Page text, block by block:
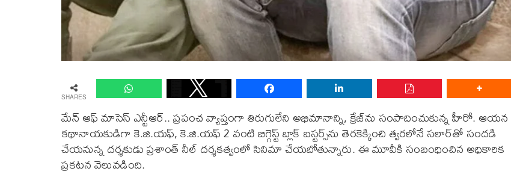
SHARES
మేన్ ఆఫ్ మాసెస్ ఎన్టీఆర్.. ప్రపంచ వ్యాప్తంగా తిరుగులేని అభిమానాన్ని, క్రేజ్‌ను సంపాదించుకున్న హీరో. ఆయ‌న
క‌థానాయ‌కుడిగా కె.జి.య‌ఫ్‌, కె.జి.య‌ఫ్ 2 వంటి బిగ్గెస్ట్ బ్లాక్ బ‌స్ట‌ర్స్‌ను తెర‌కెక్కించి త్వ‌ర‌లోనే స‌లార్‌తో సంద‌డి
చేయ‌నున్న ద‌ర్శ‌కుడు ప్ర‌శాంత్ నీల్ ద‌ర్శ‌క‌త్వంలో సినిమా చేయ‌బోతున్నారు. ఈ మూవీకి సంబంధించిన అధికారిక
ప్ర‌క‌ట‌న వెలువ‌డింది.